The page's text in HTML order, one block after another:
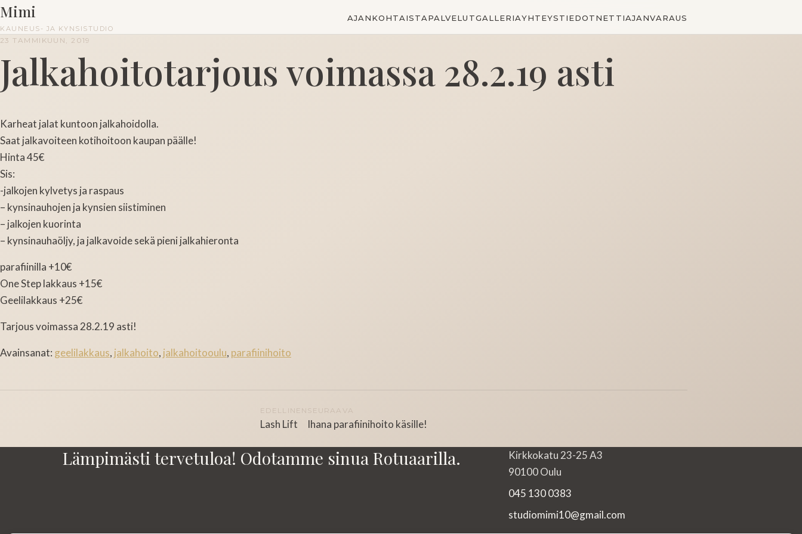
Mimi
KAUNEUS- JA KYNSISTUDIO
AJANKOHTAISTAPALVELUTGALLERIAYHTEYSTIEDOTNETTIAJANVARAUS
23 TAMMIKUUN, 2019
Jalkahoitotarjous voimassa 28.2.19 asti
Karheat jalat kuntoon jalkahoidolla.
Saat jalkavoiteen kotihoitoon kaupan päälle!
Hinta 45€
Sis:
-jalkojen kylvetys ja raspaus
– kynsinauhojen ja kynsien siistiminen
– jalkojen kuorinta
– kynsinauhaöljy, ja jalkavoide sekä pieni jalkahieronta
parafiinilla +10€
One Step lakkaus +15€
Geelilakkaus +25€
Tarjous voimassa 28.2.19 asti!
Avainsanat: geelilakkaus, jalkahoito, jalkahoitooulu, parafiinihoito
selaus
EDELLINEN
Lash Lift
SEURAAVA
Ihana parafiinihoito käsille!
Lämpimästi tervetuloa! Odotamme sinua Rotuaarilla.
Kirkkokatu 23-25 A3
90100 Oulu
045 130 0383
studiomimi10@gmail.com